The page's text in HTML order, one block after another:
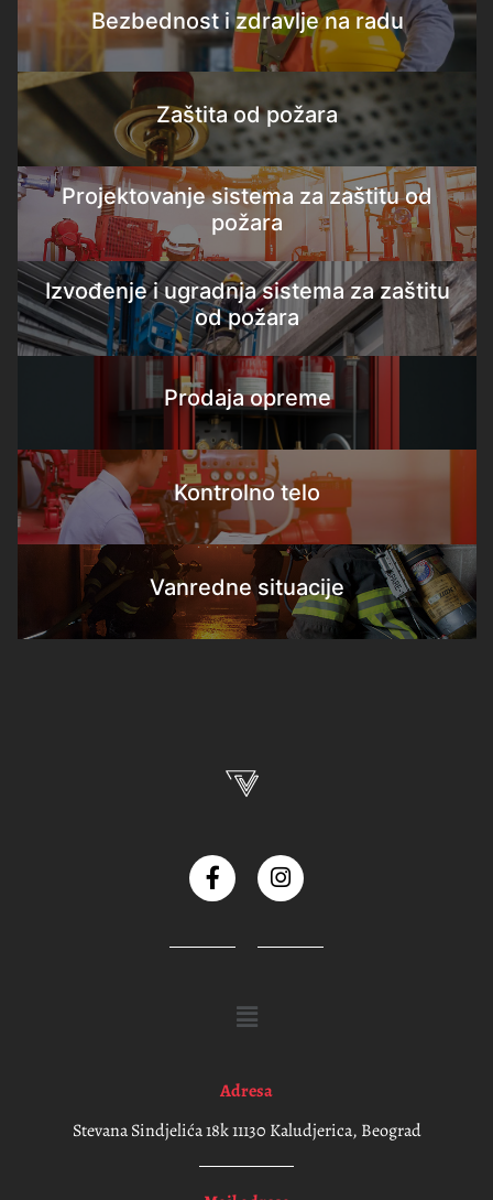
Bezbednost i zdravlje na radu
Zaštita od požara
Projektovanje sistema za zaštitu od
požara
Izvođenje i ugradnja sistema za zaštitu
od požara
Prodaja opreme
Kontrolno telo
Vanredne situacije
Adresa
Stevana Sindjelića 18k 11130 Kaludjerica, Beograd